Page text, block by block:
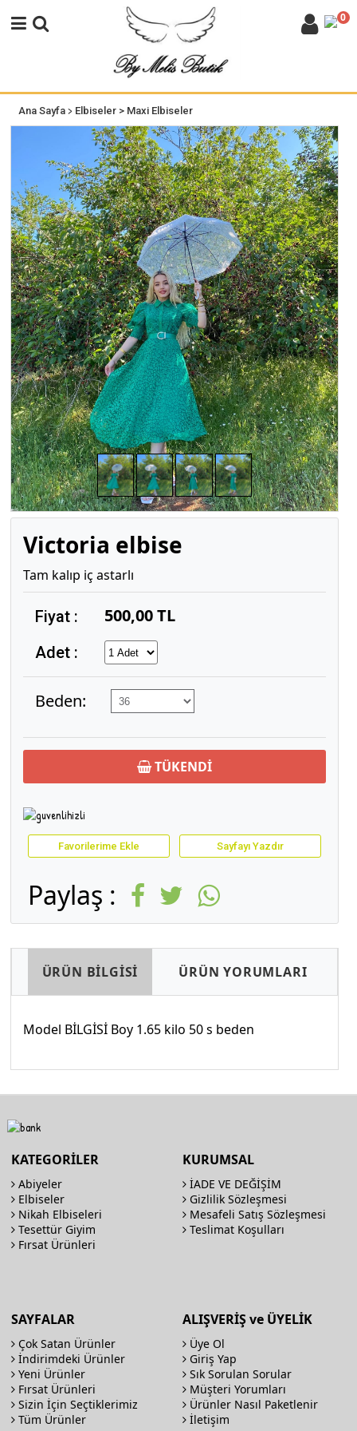
0
Ana Sayfa> Elbiseler > Maxi Elbiseler
Victoria elbise
Tam kalıp iç astarlı
Fiyat : 500,00 TL
Adet :
Beden:
TÜKENDİ
Favorilerime Ekle Sayfayı Yazdır
Paylaş :
ÜRÜN BİLGİSİ ÜRÜN YORUMLARI
Model BİLGİSİ Boy 1.65 kilo 50 s beden
KATEGORİLER
Abiyeler
Elbiseler
Nikah Elbiseleri
Tesettür Giyim
Fırsat Ürünleri
KURUMSAL
İADE VE DEĞİŞİM
Gizlilik Sözleşmesi
Mesafeli Satış Sözleşmesi
Teslimat Koşulları
SAYFALAR
Çok Satan Ürünler
İndirimdeki Ürünler
Yeni Ürünler
Fırsat Ürünleri
Sizin İçin Seçtiklerimiz
Tüm Ürünler
ALIŞVERİŞ ve ÜYELİK
Üye Ol
Giriş Yap
Sık Sorulan Sorular
Müşteri Yorumları
Ürünler Nasıl Paketlenir
İletişim